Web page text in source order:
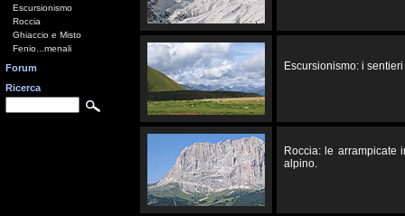
Escursionismo
Roccia
Ghiaccio e Misto
Fenio...menali
Forum
Ricerca
Escursionismo: i
Roccia: le arrampicate
alpino.